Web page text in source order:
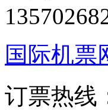
国际机票
订票热线